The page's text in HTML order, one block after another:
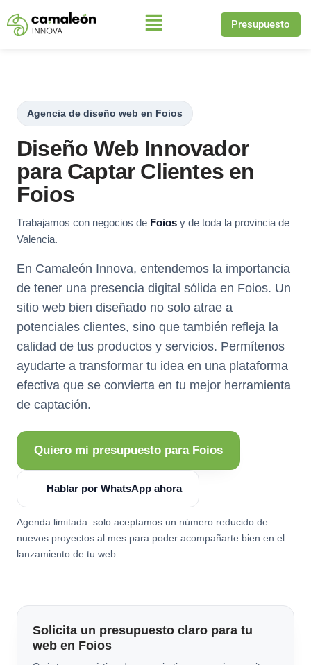
Saltar
Presupuesto
Agencia de diseño web en Foios
Diseño Web Innovador
para Captar Clientes en
Foios
Trabajamos con negocios de Foios y de toda la provincia de
Valencia.
En Camaleón Innova, entendemos la importancia
de tener una presencia digital sólida en Foios. Un
sitio web bien diseñado no solo atrae a
potenciales clientes, sino que también refleja la
calidad de tus productos y servicios. Permítenos
ayudarte a transformar tu idea en una plataforma
efectiva que se convierta en tu mejor herramienta
de captación.
Quiero mi presupuesto para Foios
Hablar por WhatsApp ahora
Agenda limitada: solo aceptamos un número reducido de
nuevos proyectos al mes para poder acompañarte bien en el
lanzamiento de tu web.
Solicita un presupuesto claro para tu
web en Foios